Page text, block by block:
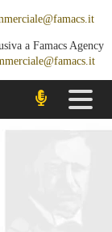
a Famacs Agency